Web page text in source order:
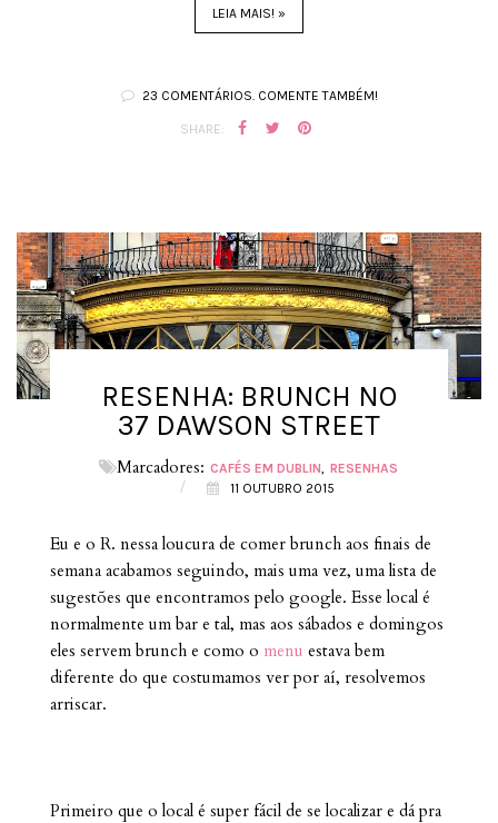
LEIA MAIS! »
23 COMENTÁRIOS. COMENTE TAMBÉM!
SHARE:
RESENHA: BRUNCH NO
37 DAWSON STREET
Marcadores: CAFÉS EM DUBLIN RESENHAS
/ 11 OUTUBRO 2015
Eu e o R. nessa loucura de comer brunch aos finais de
semana acabamos seguindo, mais uma vez, uma lista de
sugestões que encontramos pelo google. Esse local é
normalmente um bar e tal, mas aos sábados e domingos
eles servem brunch e como o menu estava bem
diferente do que costumamos ver por aí, resolvemos
arriscar.
Primeiro que o local é super fácil de se localizar e dá pra